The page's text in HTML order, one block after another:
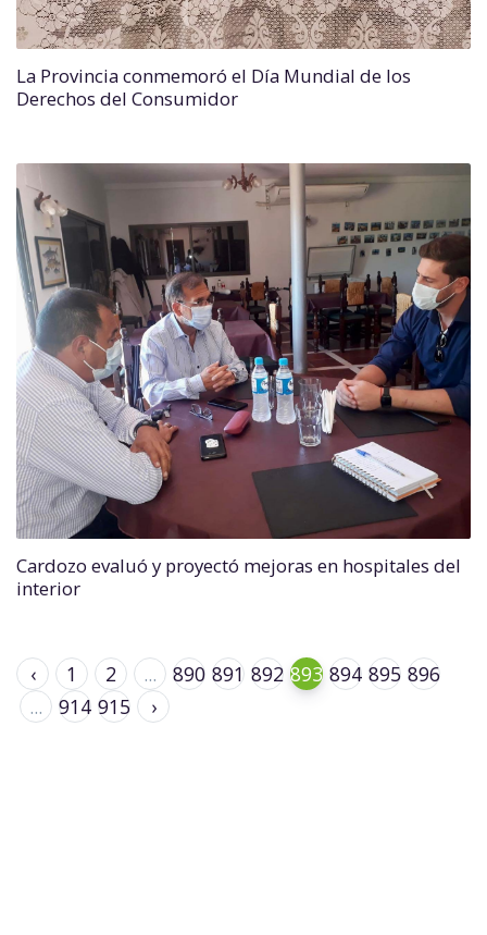
La Provincia conmemoró el Día Mundial de los
Derechos del Consumidor
Cardozo evaluó y proyectó mejoras en hospitales del
interior
‹ 1 2 ... 890 891 892 893 894 895 896
...
914 915 ›